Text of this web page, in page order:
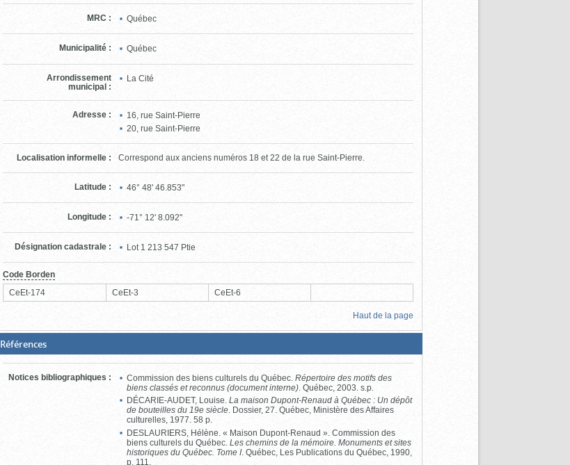
MRC : Québec
Municipalité : Québec
Arrondissement
municipal :
La Cité
Adresse :
16, rue Saint-Pierre
20, rue Saint-Pierre
Localisation informelle : Correspond aux anciens numéros 18 et 22 de la rue Saint-Pierre.
Latitude : 46° 48' 46.853"
Longitude : -71° 12' 8.092"
Désignation cadastrale : Lot1 213 547 Ptie
Code Borden
CeEt-174
CeEt-3 CeEt-6
Haut de la page
Références(Boite
fermée,
cliquer
pour
ouvrir)
Notices bibliographiques : Commission des biens culturels du Québec.Répertoire des motifs des
biens classés et reconnus (document interne) . Québec, 2003. s.p.
DÉCARIE-AUDET, Louise.La maison Dupont-Renaud à Québec : Un dépôt
de bouteilles du 19e siècle. Dossier, 27. Québec, Ministère des Affaires
culturelles, 1977. 58 p.
DESLAURIERS, Hélène. « Maison Dupont-Renaud ». Commission des
biens culturels du Québec.Les chemins de la mémoire. Monuments et sites
historiques du Québec. Tome I. Québec, Les Publications du Québec, 1990,
p. 111.